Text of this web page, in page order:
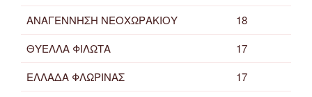
ΑΝΑΓΕΝΝΗΣΗ ΝΕΟΧΩΡΑΚΙΟΥ
18
ΘΥΕΛΛΑ ΦΙΛΩΤΑ
17
ΕΛΛΑΔΑ ΦΛΩΡΙΝΑΣ
17